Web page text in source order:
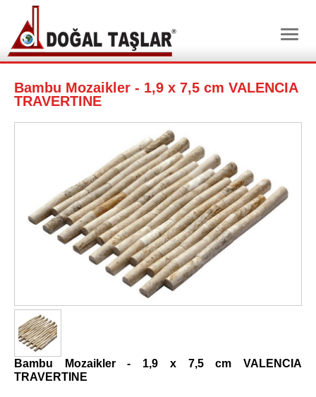
Bambu Mozaikler - 1,9 x 7,5 cm VALENCIA
TRAVERTINE
Bambu Mozaikler - 1,9 x 7,5 cm VALENCIA
TRAVERTINE